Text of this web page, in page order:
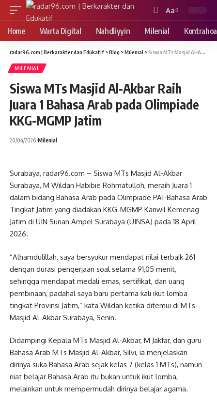
Font
Resizer
Aa
Home Warta Digital Nahdliyyin Milenial
radar96.com | Berkarakter dan Edukatif >Blog >Milenial >Siswa MTs Masjid Al-Akbar Raih Juara 1 Bahasa Arab pada Olimpiade KKG-MGMP Jatim
MILENIAL
Siswa MTs Masjid Al-Akbar Raih
Juara 1 Bahasa Arab pada Olimpiade
KKG-MGMP Jatim
20/04/2026 Milenial
Surabaya, radar96.com – Siswa MTs Masjid Al-Akbar
Surabaya, M Wildan Habibie Rohmatulloh, meraih Juara 1
dalam bidang Bahasa Arab pada Olimpiade PAI-Bahasa Arab
Tingkat Jatim yang diadakan KKG-MGMP Kanwil Kemenag
Jatim di UIN Sunan Ampel Surabaya (UINSA) pada 18 April
2026.
“Alhamdulillah, saya bersyukur mendapat nilai terbaik 261
dengan durasi pengerjaan soal selama 91,05 menit,
sehingga mendapat medali emas, sertifikat, dan uang
pembinaan, padahal saya baru pertama kali ikut lomba
tingkat Provinsi Jatim,” kata Wildan ketika ditemui di MTs
Masjid Al-Akbar Surabaya, Senin.
Didampingi Kepala MTs Masjid Al-Akbar, M Jakfar, dan guru
Bahasa Arab MTs Masjid Al-Akbar, Silvi, ia menjelaskan
dirinya suka Bahasa Arab sejak kelas 7 (kelas 1 MTs), namun
niat belajar Bahasa Arab itu bukan untuk ikut lomba,
melainkan untuk mempermudah dirinya belajar agama.